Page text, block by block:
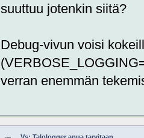
suuttuu jotenkin siitä?
Debug-vivun voisi
verran enemmän